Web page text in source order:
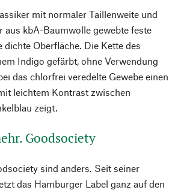
mit normaler Taillenweite und
aus kbA-Baumwolle gewebte feste
dichte Oberfläche. Die Kette des
Indigo gefärbt, ohne Verwendung
das chlorfrei veredelte Gewebe einen
leichtem Kontrast zwischen
zeigt.
Goodsociety
sind anders. Seit seiner
das Hamburger Label ganz auf den